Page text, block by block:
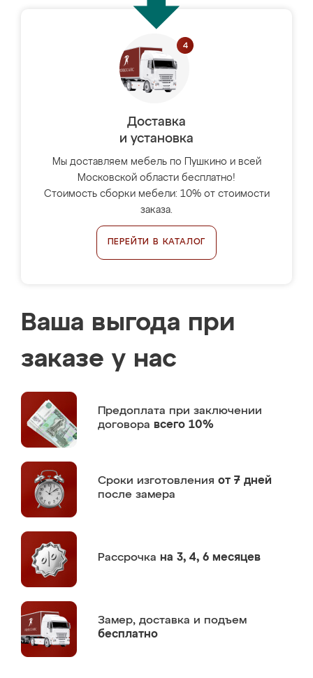
Доставка
и установка
Мы доставляем мебель по Пушкино и всей
Московской области бесплатно!
Стоимость сборки мебели: 10% от стоимости
заказа.
ПЕРЕЙТИ В КАТАЛОГ
Ваша выгода при
заказе у нас
Предоплата при заключении
договора всего 10%
Сроки изготовления от 7 дней
после замера
Рассрочка на 3, 4, 6 месяцев
Замер, доставка и подъем
бесплатно